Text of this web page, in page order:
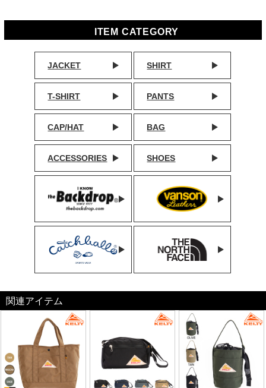
ITEM CATEGORY
JACKET SHIRT
T-SHIRT PANTS
CAP/HAT BAG
ACCESSORIES SHOES
関連アイテム